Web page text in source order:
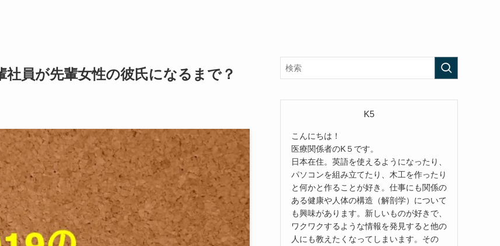
員が先輩女性の彼氏になるまで？
K5
こんにちは！
医療関係者のK５です。
日本在住。英語を使えるようになったり、
パソコンを組み立てたり、木工を作ったり
と何かと作ることが好き。仕事にも関係の
ある健康や人体の構造（解剖学）について
も興味があります。新しいものが好きで、
ワクワクするような情報を発見すると他の
人にも教えたくなってしまいます。その